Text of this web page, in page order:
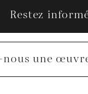
Restez
nous une